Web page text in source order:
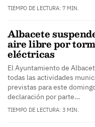
TIEMPO DE LECTURA: 7 MIN.
Albacete
aire libre por
eléctricas
El Ayuntamiento de
todas las actividades
previstas para este
declaración por parte…
TIEMPO DE LECTURA: 3 MIN.